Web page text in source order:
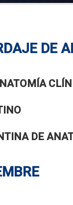
DE
DE